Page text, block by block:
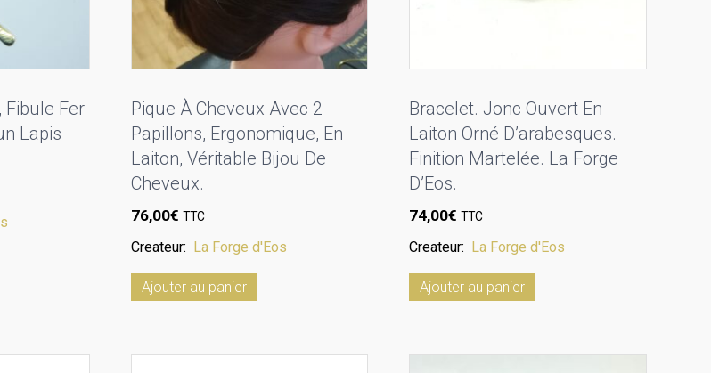
Fibule Fer
Lapis
Pique À Cheveux Avec 2
Papillons, Ergonomique, En
Laiton, Véritable Bijou De
Cheveux.
76,00€ TTC
Createur: La Forge d'Eos
Ajouter au panier
Bracelet. Jonc Ouvert En
Laiton Orné D’arabesques.
Finition Martelée. La Forge
D’Eos.
74,00€ TTC
Createur: La Forge d'Eos
Ajouter au panier